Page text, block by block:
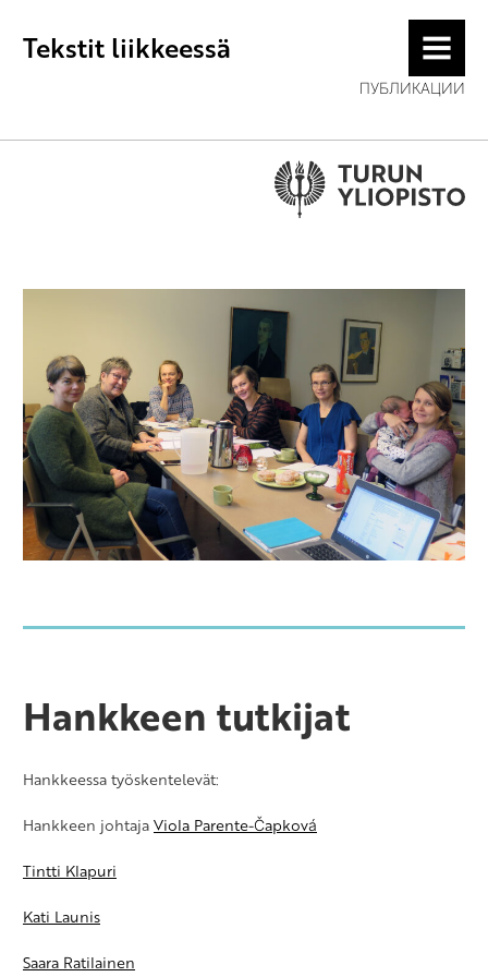
Tekstit liikkeessä MENU
ПУБЛИКАЦИИ
Hankkeen tutkijat
Hankkeessa työskentelevät:
Hankkeen johtajaViola Parente-Čapková
Tintti Klapuri
Kati Launis
Saara Ratilainen